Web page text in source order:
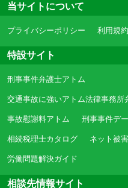
当サイトについて
プライバシーポリシー 利用規約
特設サイト
刑事事件弁護士アトム
交通事故に強いアトム法律事務所
事故慰謝料アトム 刑事事件デ
相続税理士カタログ ネット被
労働問題解決ガイド
相談先情報サイト